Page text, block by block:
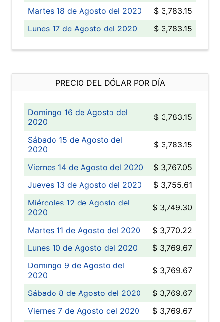
Martes 18 de Agosto del 2020
$ 3,783.15
Lunes 17 de Agosto del 2020
$ 3,783.15
PRECIO DEL DÓLAR POR DÍA
Domingo 16 de Agosto del
2020
$ 3,783.15
Sábado 15 de Agosto del
2020
$ 3,783.15
Viernes 14 de Agosto del 2020
$ 3,767.05
Jueves 13 de Agosto del 2020
$ 3,755.61
Miércoles 12 de Agosto del
2020
$ 3,749.30
Martes 11 de Agosto del 2020
$ 3,770.22
Lunes 10 de Agosto del 2020
$ 3,769.67
Domingo 9 de Agosto del
2020
$ 3,769.67
Sábado 8 de Agosto del 2020
$ 3,769.67
Viernes 7 de Agosto del 2020
$ 3,769.67